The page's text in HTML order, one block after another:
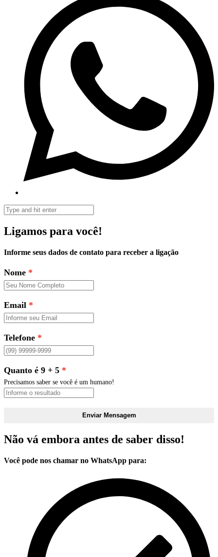
Ligamos para você!
Informe seus dados de contato para receber a ligação
Nome
Email
Telefone
Quanto é 9 + 5
Precisamos saber se você é um humano!
Enviar Mensagem
Não vá embora antes de saber disso!
Você pode nos chamar no WhatsApp para: